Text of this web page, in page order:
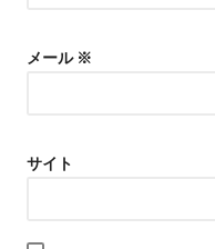
メール ※
サイト